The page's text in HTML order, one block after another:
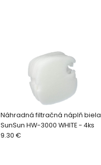
Náhradná filtračná náplň biela
SunSun HW-3000 WHITE - 4ks
9.30 €